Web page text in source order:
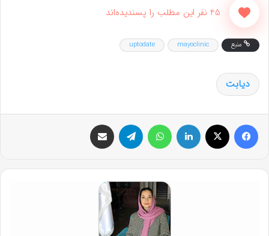
45 نفر این مطلب را پسندیده‌اند
منبع mayoclinic
uptodate
دیابت